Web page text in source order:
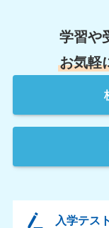
学習や
お気軽
入学テスト